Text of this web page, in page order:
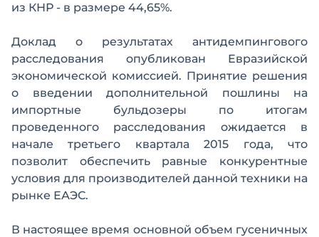
из КНР - в размере 44,65%.
Доклад о результатах антидемпингового
расследования опубликован Евразийской
экономической комиссией. Принятие решения
о введении дополнительной пошлины на
импортные бульдозеры по итогам
проведенного расследования ожидается в
начале третьего квартала 2015 года, что
позволит обеспечить равные конкурентные
условия для производителей данной техники на
рынке ЕАЭС.
В настоящее время основной объем гусеничных